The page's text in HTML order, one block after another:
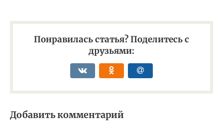
Понравилась статья? Поделитесь с
друзьями:
Добавить комментарий